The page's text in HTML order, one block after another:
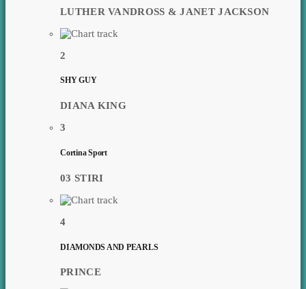
LUTHER VANDROSS & JANET JACKSON
2
SHY GUY
DIANA KING
3
Cortina Sport
03 STIRI
4
DIAMONDS AND PEARLS
PRINCE